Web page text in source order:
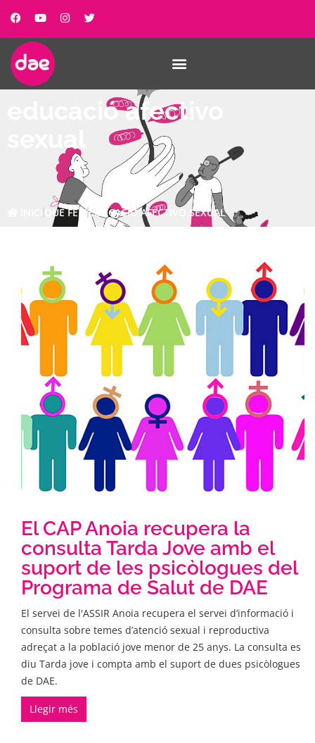
educació afectivo
QUE FEMEDUCACIÓ AFECTIVO SEXUAL
El CAP Anoia recupera la
consulta Tarda Jove amb el
suport de les psicòlogues del
Programa de Salut de DAE
El servei de l'ASSIR Anoia recupera el servei d’informació i
consulta sobre temes d’atenció sexual i reproductiva
adreçat a la població jove menor de 25 anys. La consulta es
diu Tarda jove i compta amb el suport de dues psicòlogues
de DAE.
Llegir més